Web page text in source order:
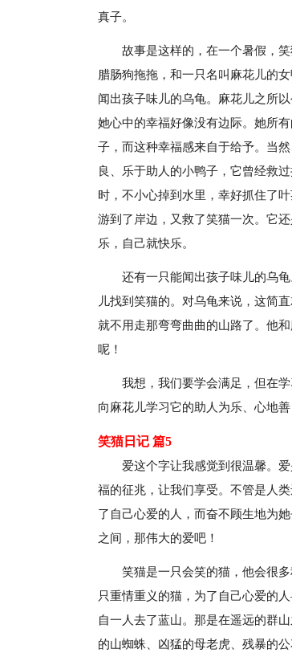
真子。
故事是这样的，在一个暑假，
腊肠狗拖拖，和一只名叫麻花儿的
闻出孩子味儿的乌龟。麻花儿之所
她心中的幸福好像没有边际。她所
子，而这种幸福感来自于给予。当
良、乐于助人的小鸭子，它曾经救
时，不小心掉到水里，幸好抓住了
游到了岸边，又救了笑猫一次。它
乐，自己就快乐。
还有一只能闻出孩子味儿的乌
儿找到笑猫的。对乌龟来说，这简
就不用走那弯弯曲曲的山路了。他
呢！
我想，我们要学会满足，但在
向麻花儿学习它的助人为乐、心地善
笑猫日记 篇5
爱这个字让我感觉到很温馨。
福的征兆，让我们享受。不管是人
了自己心爱的人，而奋不顾生地为
之间，那伟大的爱吧！
笑猫是一只会笑的猫，他会很
只重情重义的猫，为了自己心爱的
自一人去了蓝山。那是在遥远的群
的山蜘蛛、凶猛的母老虎、残暴的